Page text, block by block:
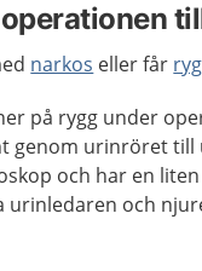
narkos eller får
på rygg under
t genom urinröret till
och har en
urinledaren och